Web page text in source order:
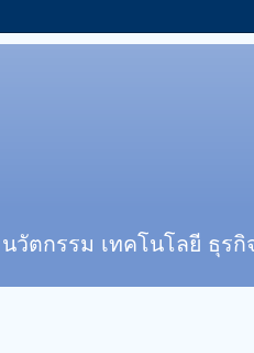
วัตกรรม เทคโนโลยี ธุร